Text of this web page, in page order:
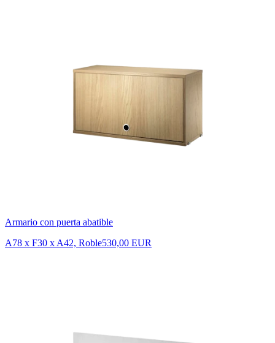
Armario con puerta abatible
A78 x F30 x A42, Roble530,00 EUR